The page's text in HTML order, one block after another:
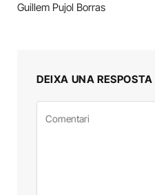
Guillem Pujol Borras
DEIXA UNA RESPOSTA